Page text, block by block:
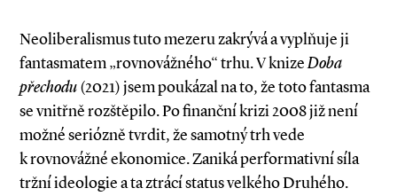
Neoliberalismus tuto mezeru zakrývá a vy­plňuje ji
fantasmatem „rovnovážného“ trhu. V knizeDoba
přechodu(2021) jsem poukázal na to, že toto fantasma
se vnitřně rozštěpilo. Po finanční krizi 2008 již není
možné seriózně tvrdit, že samotný trh vede
k rovnovážné ekonomice. Zaniká performativní síla
tržní ideologie a ta ztrácí status velkého Druhého.